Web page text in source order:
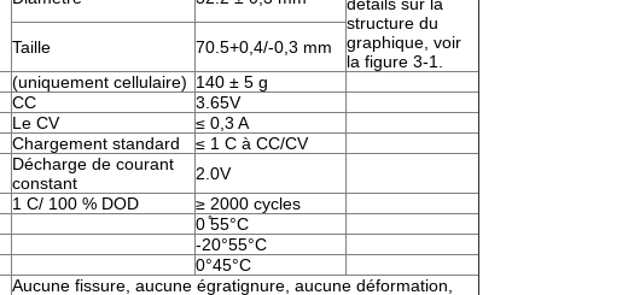
structure du
graphique, voir
la figure 3-1.
Taille
70.5+0,4/-0,3 mm
(uniquement cellulaire) 140 ± 5 g
CC
3.65V
Le CV
≤ 0,3 A
Chargement standard
≤ 1 C à CC/CV
Décharge de courant
constant
2.0V
1 C/ 100 % DOD
≥ 2000 cycles
0 ̊55°C
-20°55°C
0°45°C
Aucune fissure, aucune égratignure, aucune déformation,